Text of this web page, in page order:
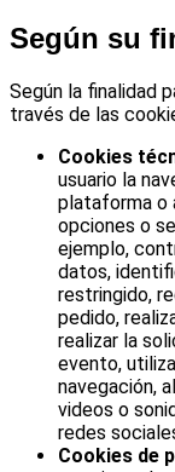
Según su
Según la finalidad
través de las
Cookies
usuario la
plataforma o
opciones o
ejemplo,
datos,
restringido,
pedido,
realizar la
evento,
navegación,
videos o
redes
Cookies de